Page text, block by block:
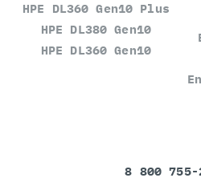
HPE DL360 Gen10 Plus
HPE DL380 Gen10
HPE DL360 Gen10
8 800 755-